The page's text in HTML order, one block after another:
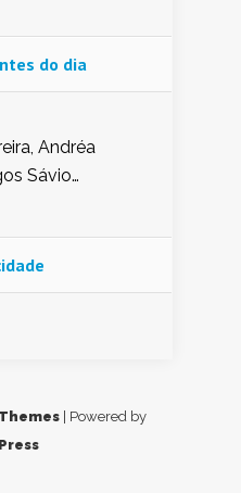
do dia
Andréa
Sávio
Peixoto,
Mesel,
| Powered by